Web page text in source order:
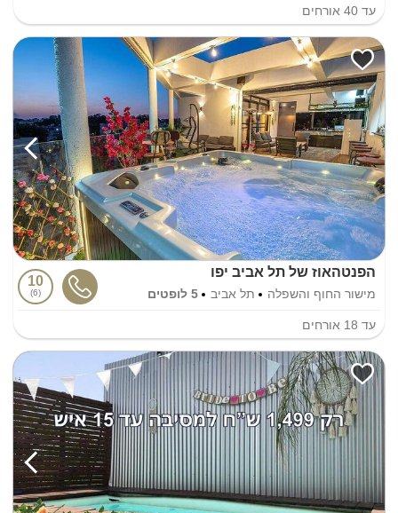
עד 40 אורחים
הפנטהאוז של תל אביב יפו
מישור החוף והשפלה תל אביב 5 לופטים
10
6
עד 18 אורחים